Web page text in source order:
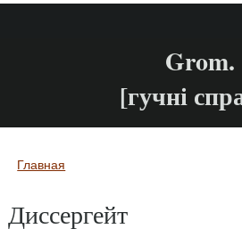
Grom.
[гучні
Вы здесь
Главная
Диссергейт